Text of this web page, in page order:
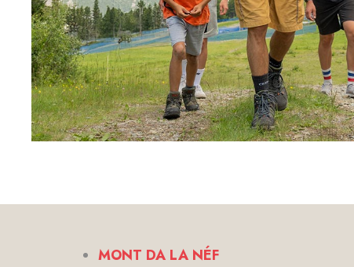
MONT DA LA NÉF